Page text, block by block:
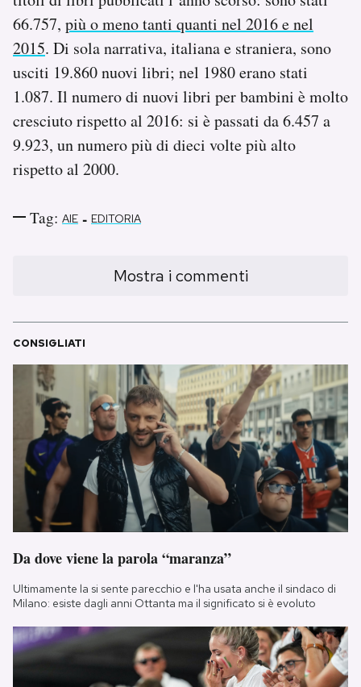
66.757, più o meno tanti quanti nel 2016 e nel
2015. Di sola narrativa, italiana e straniera, sono
usciti 19.860 nuovi libri; nel 1980 erano stati
1.087. Il numero di nuovi libri per bambini è molto
cresciuto rispetto al 2016: si è passati da 6.457 a
9.923, un numero più di dieci volte più alto
rispetto al 2000.
Tag: AIE - EDITORIA
Mostra i commenti
CONSIGLIATI
Da dove viene la parola “maranza”
Ultimamente la si sente parecchio e l'ha usata anche il sindaco di
Milano: esiste dagli anni Ottanta ma il significato si è evoluto